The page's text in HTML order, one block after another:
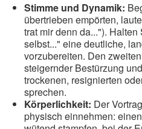
Stimme und Dynamik:
übertrieben empörten,
trat mir denn da...").
selbst..." eine deutliche,
vorzubereiten. Den
steigernder Bestürzung
trockenen, resignierten
sprechen.
Körperlichkeit: Der
physisch einnehmen: